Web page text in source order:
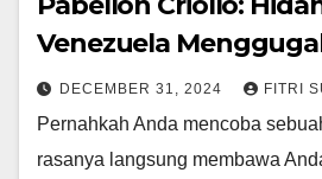
Venezuela
DECEMBER 31, 2024 FITRI
Pernahkah Anda mencoba
rasanya langsung membawa